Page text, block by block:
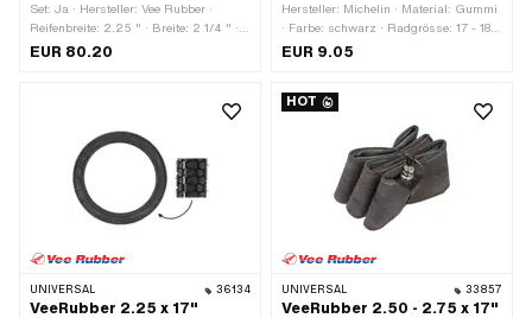
Set: Ja · Hersteller: Vee Rubber ·
Reifenbreite: 2.25 " · Breite: 2 1/4 " ·
Farbe: schwarz · Radgrösse: 16 " ·
· Tragfähigkeitsindex: 38 = 132 Kg ·
Profiltyp: VRM-087 / V087 · Reifentyp:
Allround · Weisswand: Nein ·
Schlauchlos (ja/nein): Tubetype TT
(benötigt Schlauch)
EUR 80.20
Hersteller: Michelin · Material: Gummi
· Farbe: schwarz · Radgrösse: 17 - 18 "
· Gesamtlänge: 1210 mm · Breite: 25
EUR 9.05
UNIVERSAL 36134
VeeRubber 2.25 x 17"
HOT
UNIVERSAL 33857
VeeRubber 2.50 - 2.75 x 17"